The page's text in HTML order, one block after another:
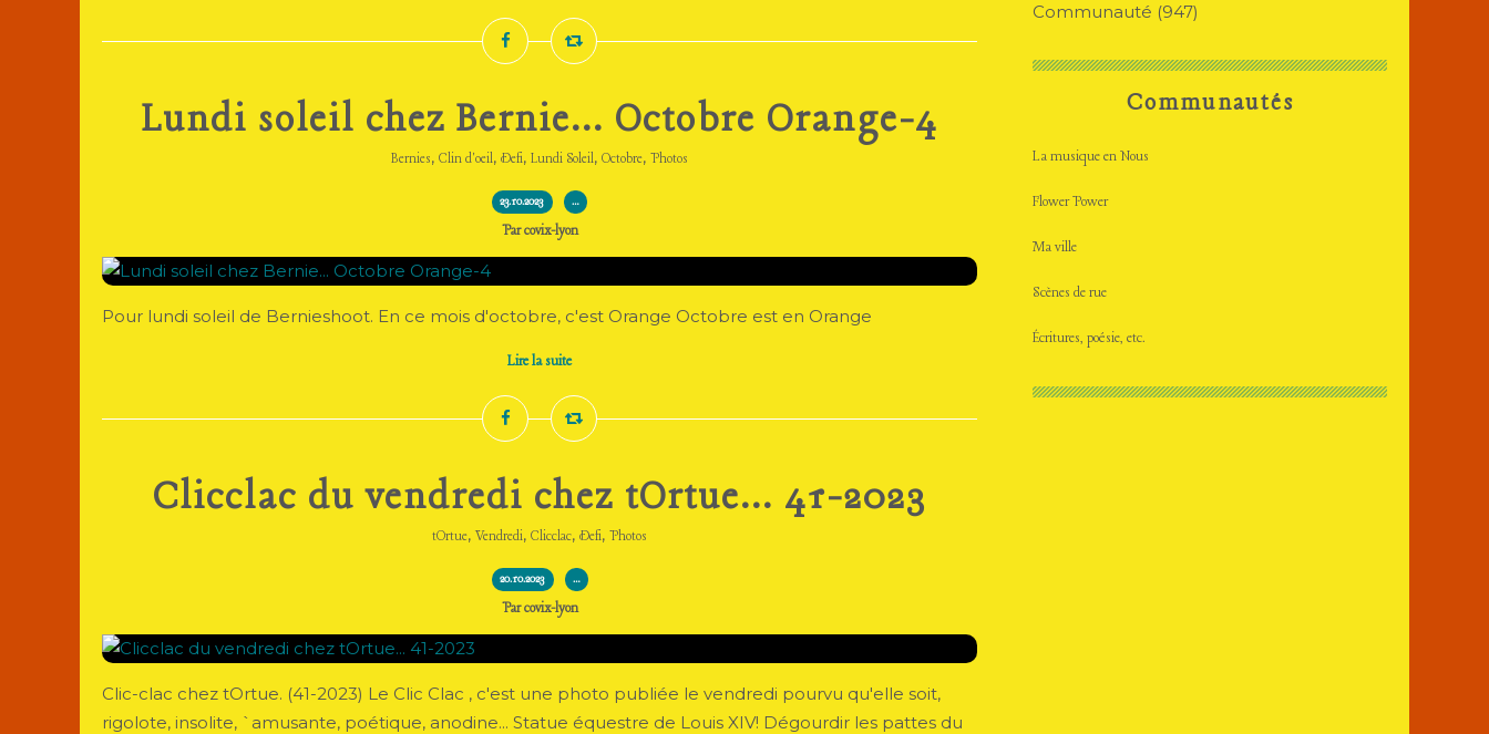
Lundi soleil chez Bernie... Octobre Orange-4
Bernies, Clin d'oeil, Defi, Lundi Soleil, Octobre, Photos
23.10.2023 …
Par covix-lyon
Pour lundi soleil de Bernieshoot. En ce mois d'octobre, c'est Orange Octobre est en Orange
Lire la suite
Clicclac du vendredi chez tOrtue... 41-2023
tOrtue, Vendredi, Clicclac, Defi, Photos
20.10.2023 …
Par covix-lyon
Clic-clac chez tOrtue. (41-2023) Le Clic Clac , c'est une photo publiée le vendredi pourvu qu'elle soit,
rigolote, insolite, `amusante, poétique, anodine... Statue équestre de Louis XIV! Dégourdir les pattes du
Communauté (947)
Communautés
La musique en Nous
Flower Power
Ma ville
Scènes de rue
Écritures, poésie, etc.